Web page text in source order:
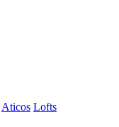
Aticos Lofts